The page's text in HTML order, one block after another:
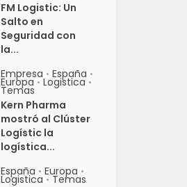
FM Logistic: Un
Salto en
Seguridad con
la...
Empresa • España •
Europa • Logistica •
Temas
Kern Pharma
mostró al Clúster
Logístic la
logística...
España • Europa •
Logistica • Temas